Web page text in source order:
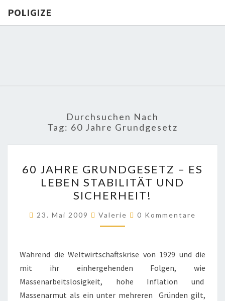
POLIGIZE
Durchsuchen Nach
Tag: 60 Jahre Grundgesetz
JAHRE
GRUNDGESETZ
–
ES
LEBEN
UND
SICHERHEIT!
60 JAHRE GRUNDGESETZ – ES
LEBEN STABILITÄT UND
SICHERHEIT!
23. Mai 2009 Valerie Kommentare
0 Kommentare
Während die Weltwirtschaftskrise von 1929 und die
mit ihr einhergehenden Folgen, wie
Massenarbeitslosigkeit, hohe Inflation und
Massenarmut als ein unter mehreren Gründen gilt,